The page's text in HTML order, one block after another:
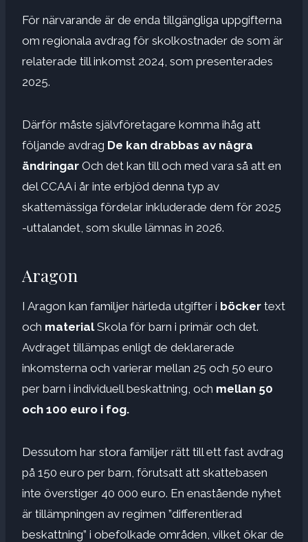
För närvarande är de enda tillgängliga uppgifterna
om regionala avdrag för skolkostnader de som är
relaterade till inkomst 2024, som presenterades
2025.
Därför måste självföretagare komma ihåg att
följande avdrag De kan drabbas av några
ändringar Och det kan till och med vara så att en
del CCAA i år inte erbjöd denna typ av
skattemässiga fördelar inkluderade dem för 2025
-uttalandet, som skulle lämnas in 2026.
Aragon
I Aragon kan familjer härleda utgifter i böcker text
och materialSkola för barn i primär och det.
Avdraget tillämpas enligt de deklarerade
inkomsterna och varierar mellan 25 och 50 euro
per barn i individuell beskattning, och mellan 50
och 100 euro i fog.
Dessutom har stora familjer rätt till ett fast avdrag
på 150 euro per barn, förutsatt att skattebasen
inte överstiger 40 000 euro. En enastående nyhet
är tillämpningen av regimen ”differentierad
beskattning” i obefolkade områden, vilket ökar de